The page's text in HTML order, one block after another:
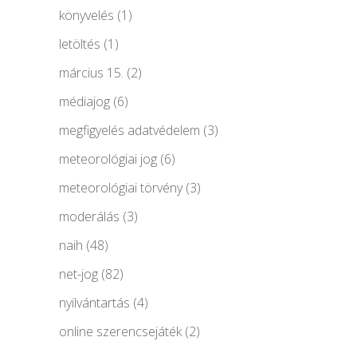
könyvelés (1)
letöltés (1)
március 15. (2)
médiajog (6)
megfigyelés adatvédelem (3)
meteorológiai jog (6)
meteorológiai törvény(3)
moderálás (3)
naih (48)
net-jog (82)
nyilvántartás (4)
online szerencsejáték(2)